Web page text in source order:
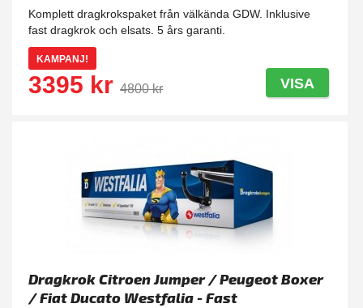
Komplett dragkrokspaket från välkända GDW. Inklusive
fast dragkrok och elsats. 5 års garanti.
KAMPANJ!
3395 kr 4800 kr VISA
Dragkrok Citroen Jumper / Peugeot Boxer
/ Fiat Ducato Westfalia - Fast